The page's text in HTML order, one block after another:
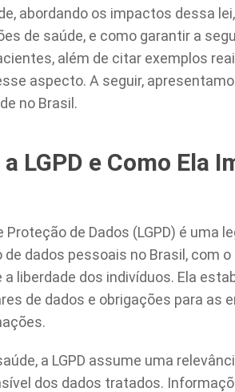
abordando os impactos dessa
de saúde, e como garantir a
além de citar exemplos
aspecto. A seguir,
no Brasil.
a LGPD e Como Ela
Proteção de Dados (LGPD) é uma
dados pessoais no Brasil, com
a liberdade dos indivíduos. Ela
de dados e obrigações para as
a LGPD assume uma
dos dados tratados.